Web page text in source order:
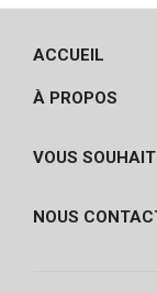
ACCUEIL
À PROPOS
VOUS
NOUS